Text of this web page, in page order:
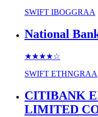
SWIFT IBOGGRAA
National
★★★★☆
SWIFT ETHNGRAA
CITIBANK
LIMITED